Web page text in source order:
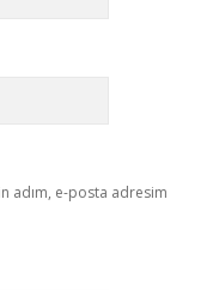
adım, e-posta adresim